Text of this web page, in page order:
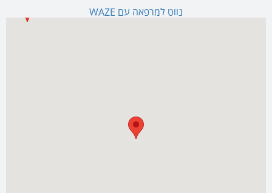
נווט למרפאה עם WAZE